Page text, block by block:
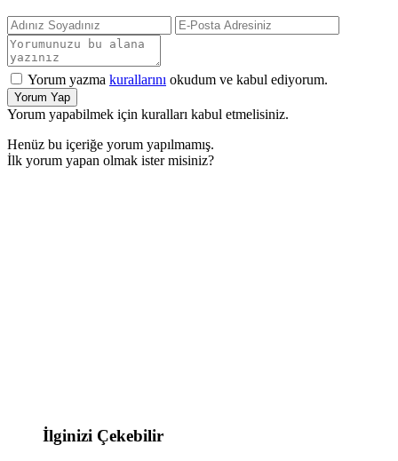
Yorum yazma kurallarını okudum ve kabul ediyorum.
Yorum Yap
Yorum yapabilmek için kuralları kabul etmelisiniz.
Henüz bu içeriğe yorum yapılmamış.
İlk yorum yapan olmak ister misiniz?
İlginizi Çekebilir